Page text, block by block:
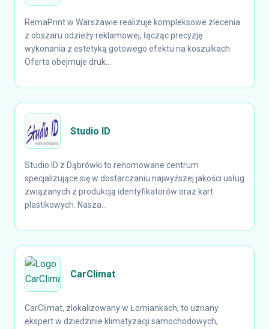
RemaPrint w Warszawie realizuje kompleksowe zlecenia
z obszaru odzieży reklamowej, łącząc precyzję
wykonania z estetyką gotowego efektu na koszulkach.
Oferta obejmuje druk...
Studio ID
Studio ID z Dąbrówki to renomowane centrum
specjalizujące się w dostarczaniu najwyższej jakości usług
związanych z produkcją identyfikatorów oraz kart
plastikowych. Nasza...
CarClimat
CarClimat, zlokalizowany w Łomiankach, to uznany
ekspert w dziedzinie klimatyzacji samochodowych,